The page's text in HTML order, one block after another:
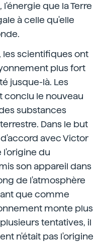
que la Terre
à celle qu'elle
les scientifiques ont
plus fort
jusque-là. Les
conclu le nouveau
substances
Dans le but
avec Victor
l'origine du
son appareil dans
de l'atmosphère
que comme
monte plus
tentatives, il
n'était pas l'origine